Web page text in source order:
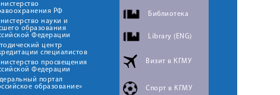
РФ
науки и
образования
Федерации
центр
специалистов
просвещения
Федерации
портал
образование»
Библиотека
Library (ENG)
Визит в КГМУ
Спорт в КГМУ